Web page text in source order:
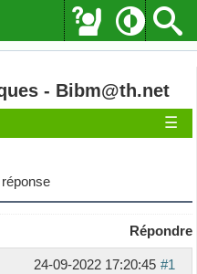
- Bibm@th.net
☰
Répondre
#1
24-09-2022 17:20:45